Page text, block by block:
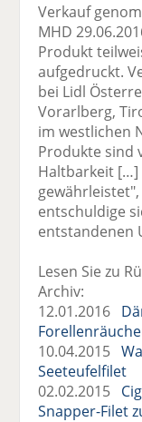
Verkauf
MHD
Produkt
aufgedruckt.
bei Lidl
Vorarlberg,
im westlichen
Produkte sind
Haltbarkeit […]
entschuldige
entstandenen
Lesen Sie zu
Archiv:
12.01.2016
10.04.2015
Seeteufelfilet
02.02.2015
Snapper-Filet